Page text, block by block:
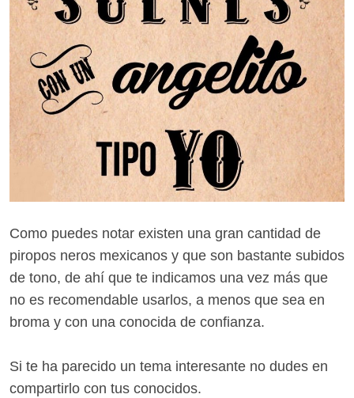
Como puedes notar existen una gran cantidad de
piropos neros mexicanos y que son bastante subidos
de tono, de ahí que te indicamos una vez más que
no es recomendable usarlos, a menos que sea en
broma y con una conocida de confianza.
Si te ha parecido un tema interesante no dudes en
compartirlo con tus conocidos.